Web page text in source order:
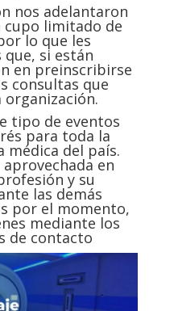
nos adelantaron
cupo limitado de
lo que les
que, si están
en preinscribirse
consultas que
organización.
tipo de eventos
para toda la
médica del país.
en
y su
las demás
por el momento,
mediante los
de contacto